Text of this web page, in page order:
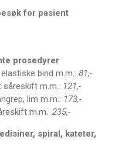
for pasient
prosedyrer
bind m.m.: 81,-
såreskift m.m.: 121,-
lim m.m.: 173,-
m.m.: 235,-
spiral, kateter,